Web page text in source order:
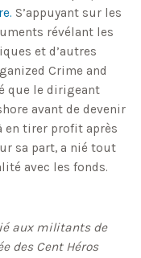
S’appuyant sur les
révélant les
et d’autres
Crime and
que le dirigeant
avant de devenir
en tirer profit après
sa part, a nié tout
avec les fonds.
aux militants de
des Cent Héros